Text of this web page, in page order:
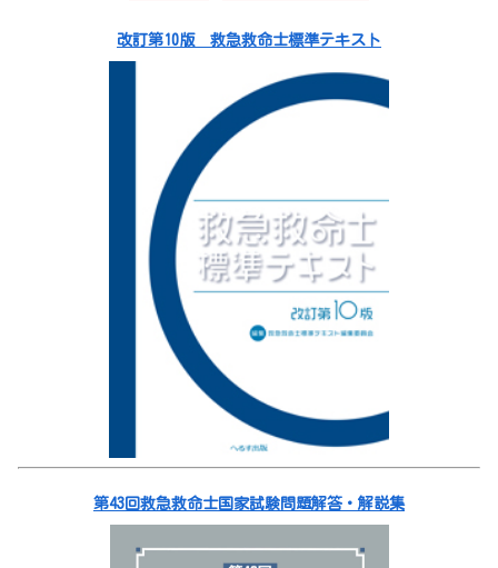
改訂第10版 救急救命士標準テキスト
第43回救急救命士国家試験問題解答・解説集